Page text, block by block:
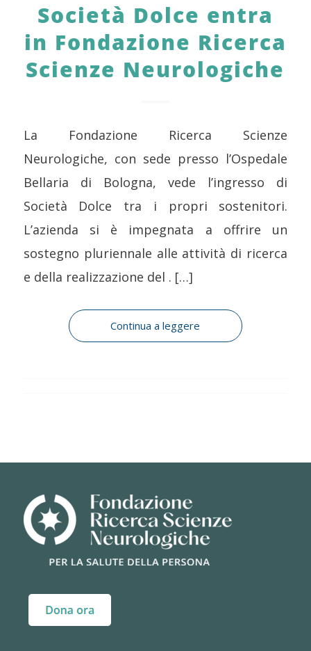
Società Dolce entra
in Fondazione Ricerca
Scienze Neurologiche
La Fondazione Ricerca Scienze
Neurologiche, con sede presso l’Ospedale
Bellaria di Bologna, vede l’ingresso di
Società Dolce tra i propri sostenitori.
L’azienda si è impegnata a offrire un
sostegno pluriennale alle attività di ricerca
e della realizzazione del . […]
Continua a leggere